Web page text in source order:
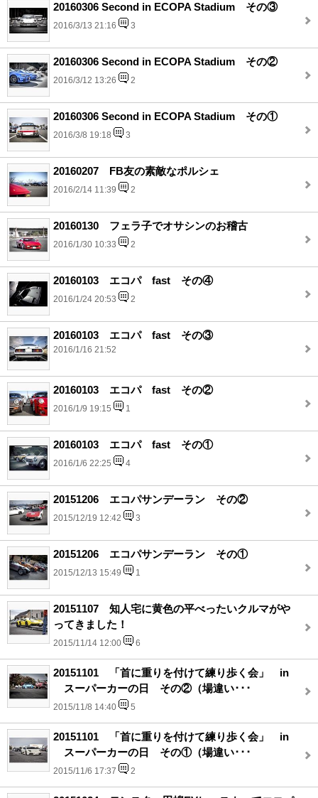
20160306 Second in ECOPA Stadium その③
2016/3/13 21:16 3
20160306 Second in ECOPA Stadium その②
2016/3/12 13:26 2
20160306 Second in ECOPA Stadium その①
2016/3/8 19:18 3
20160207 FB友の素敵なポルシェ
2016/2/14 11:39 2
20160130 フェラ子でオサシンのお稽古
2016/1/30 10:33 2
20160103 エコパ fast その④
2016/1/24 20:53 2
20160103 エコパ fast その③
2016/1/16 21:52
20160103 エコパ fast その②
2016/1/9 19:15 1
20160103 エコパ fast その①
2016/1/6 22:25 4
20151206 エコパサンデーラン その②
2015/12/19 12:42 3
20151206 エコパサンデーラン その①
2015/12/13 15:49 1
20151107 知人宅に黄色の平べったいクルマがや
ってきました！
2015/11/14 12:00 6
20151101 「首に重りを付けて練り歩く会」 in
スーパーカーの日 その②（場違い･･･
2015/11/8 14:40 5
20151101 「首に重りを付けて練り歩く会」 in
スーパーカーの日 その①（場違い･･･
2015/11/6 17:37 2